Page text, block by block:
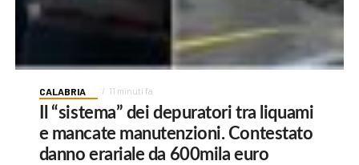
CALABRIA 11 minuti fa
Il “sistema” dei depuratori tra liquami
e mancate manutenzioni. Contestato
danno erariale da 600mila euro